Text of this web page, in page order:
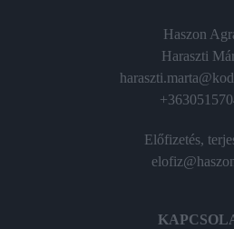
Haszon
Haraszti
Előfizetés,